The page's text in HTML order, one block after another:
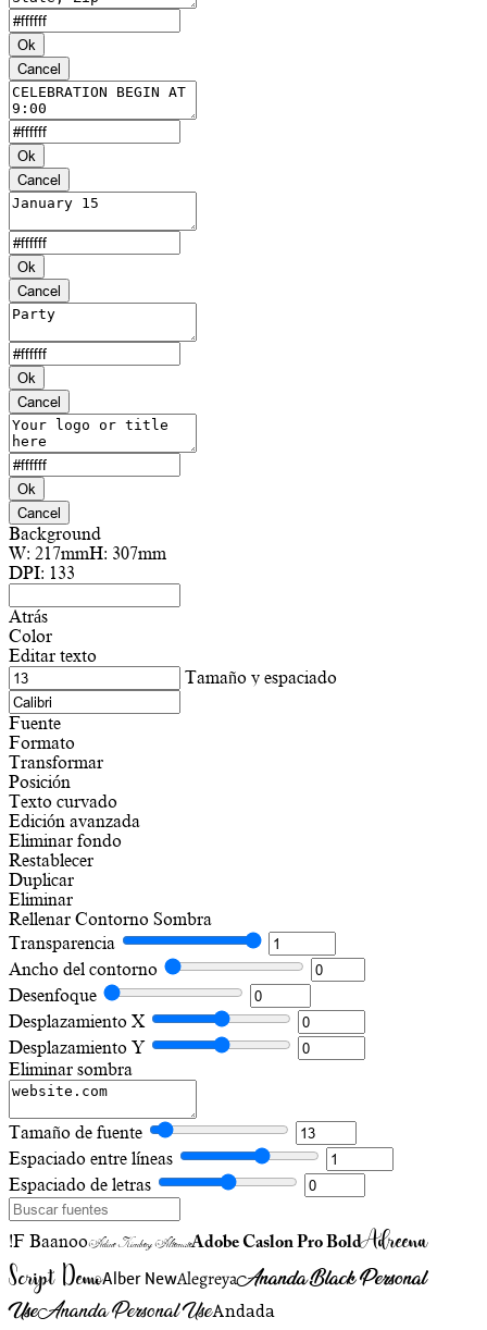
Ok
Cancel
Ok
Cancel
Ok
Cancel
Ok
Cancel
Ok
Cancel
Background
W: 217mmH: 307mm
DPI: 133
Atrás
Color
Editar texto
Tamaño y espaciado
Fuente
Formato
Transformar
Posición
Texto curvado
Edición avanzada
Eliminar fondo
Restablecer
Duplicar
Eliminar
Rellenar Contorno Sombra
Transparencia
Ancho del contorno
Desenfoque
Desplazamiento X
Desplazamiento Y
Eliminar sombra
Tamaño de fuente
Espaciado entre líneas
Espaciado de letras
!F BaanooAdine Kirnberg AlternateAdobe Caslon Pro BoldAdreena
Script DemoAlber NewAlegreyaAnanda Black Personal
UseAnanda Personal UseAndada